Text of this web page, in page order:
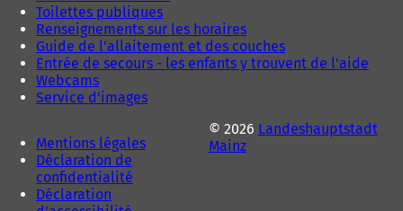
Toilettes publiques
Renseignements sur les horaires
Guide de l'allaitement et des couches
Entrée de secours - les enfants y trouvent de l'aide
Webcams
Service d'images
Mentions légales
Déclaration de
confidentialité
Déclaration
© 2026 Landeshauptstadt
Mainz